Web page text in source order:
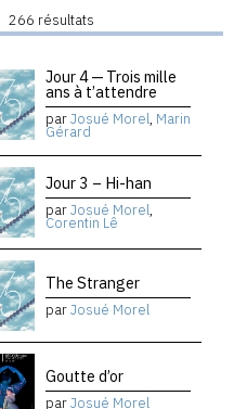
266 résultats
Jour 4 — Trois mille
ans à t’attendre
parJosué Morel, Marin
Gérard
Jour 3 – Hi-han
parJosué Morel,
Corentin Lê
The Stranger
parJosué Morel
Goutte d’or
parJosué Morel